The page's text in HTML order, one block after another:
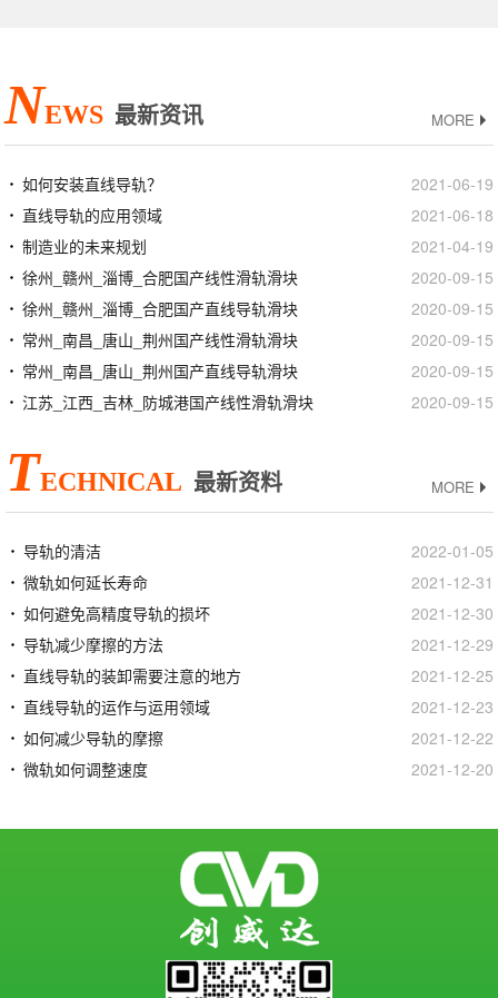
NEWS 最新资讯 MORE
如何安装直线导轨？
2021-06-19
直线导轨的应用领域
2021-06-18
制造业的未来规划
2021-04-19
徐州_赣州_淄博_合肥国产线性滑轨滑块
2020-09-15
徐州_赣州_淄博_合肥国产直线导轨滑块
2020-09-15
常州_南昌_唐山_荆州国产线性滑轨滑块
2020-09-15
常州_南昌_唐山_荆州国产直线导轨滑块
2020-09-15
江苏_江西_吉林_防城港国产线性滑轨滑块
2020-09-15
TECHNICAL 最新资料 MORE
导轨的清洁
2022-01-05
微轨如何延长寿命
2021-12-31
如何避免高精度导轨的损坏
2021-12-30
导轨减少摩擦的方法
2021-12-29
直线导轨的装卸需要注意的地方
2021-12-25
直线导轨的运作与运用领域
2021-12-23
如何减少导轨的摩擦
2021-12-22
微轨如何调整速度
2021-12-20